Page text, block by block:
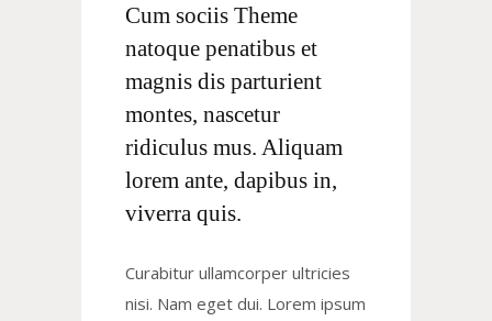
Cum sociis Theme
natoque penatibus et
magnis dis parturient
montes, nascetur
ridiculus mus. Aliquam
lorem ante, dapibus in,
viverra quis.
Curabitur ullamcorper ultricies
nisi. Nam eget dui. Lorem ipsum